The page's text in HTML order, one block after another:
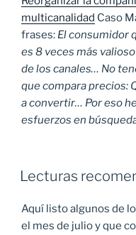
multicanalidad Caso
frases: El consumidor
es 8 veces más
de los canales… No
que compara precios:
a convertir… Por eso
esfuerzos en
Lecturas
Aquí listo algunos de
el mes de julio y que